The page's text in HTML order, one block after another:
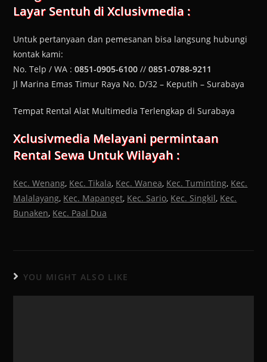
Layar Sentuh di Xclusivmedia :
Untuk pertanyaan dan pemesanan bisa langsung hubungi
kontak kami:
No. Telp / WA :0851-0905-6100 //0851-0788-9211
Jl Marina Emas Timur Raya No. D/32 – Keputih – Surabaya
Tempat Rental Alat Multimedia Terlengkap di Surabaya
Xclusivmedia Melayani permintaan
Rental Sewa Untuk Wilayah :
Kec. Wenang, Kec. Tikala, Kec. Wanea, Kec. Tuminting, Kec.
Malalayang, Kec. Mapanget, Kec. Sario, Kec. Singkil, Kec.
Bunaken, Kec. Paal Dua
YOU MIGHT ALSO LIKE